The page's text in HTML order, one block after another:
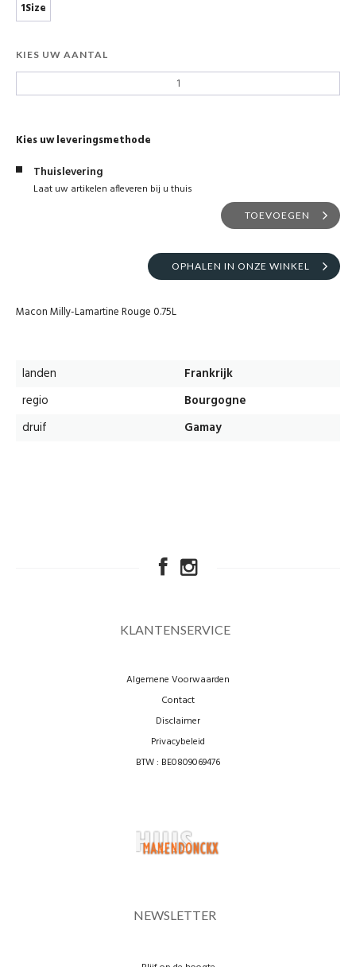
1Size
KIES UW AANTAL
Kies uw leveringsmethode
Thuislevering
Laat uw artikelen afleveren bij u thuis
TOEVOEGEN
OPHALEN IN ONZE WINKEL
Macon Milly-Lamartine Rouge 0.75L
landen
Frankrijk
regio
Bourgogne
druif
Gamay
KLANTENSERVICE
Algemene Voorwaarden
Contact
Disclaimer
Privacybeleid
BTW : BE0809069476
NEWSLETTER